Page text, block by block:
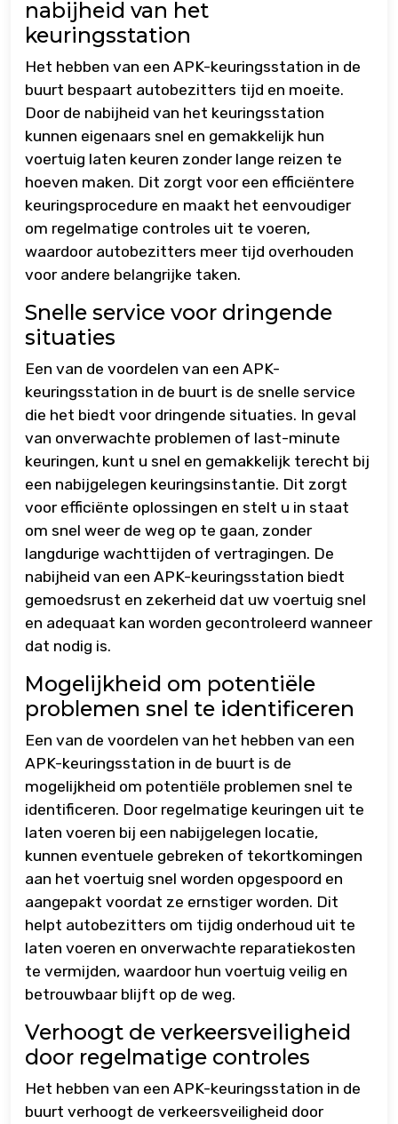
nabijheid van het
keuringsstation
Het hebben van een APK-keuringsstation in de
buurt bespaart autobezitters tijd en moeite.
Door de nabijheid van het keuringsstation
kunnen eigenaars snel en gemakkelijk hun
voertuig laten keuren zonder lange reizen te
hoeven maken. Dit zorgt voor een efficiëntere
keuringsprocedure en maakt het eenvoudiger
om regelmatige controles uit te voeren,
waardoor autobezitters meer tijd overhouden
voor andere belangrijke taken.
Snelle service voor dringende
situaties
Een van de voordelen van een APK-
keuringsstation in de buurt is de snelle service
die het biedt voor dringende situaties. In geval
van onverwachte problemen of last-minute
keuringen, kunt u snel en gemakkelijk terecht bij
een nabijgelegen keuringsinstantie. Dit zorgt
voor efficiënte oplossingen en stelt u in staat
om snel weer de weg op te gaan, zonder
langdurige wachttijden of vertragingen. De
nabijheid van een APK-keuringsstation biedt
gemoedsrust en zekerheid dat uw voertuig snel
en adequaat kan worden gecontroleerd wanneer
dat nodig is.
Mogelijkheid om potentiële
problemen snel te identificeren
Een van de voordelen van het hebben van een
APK-keuringsstation in de buurt is de
mogelijkheid om potentiële problemen snel te
identificeren. Door regelmatige keuringen uit te
laten voeren bij een nabijgelegen locatie,
kunnen eventuele gebreken of tekortkomingen
aan het voertuig snel worden opgespoord en
aangepakt voordat ze ernstiger worden. Dit
helpt autobezitters om tijdig onderhoud uit te
laten voeren en onverwachte reparatiekosten
te vermijden, waardoor hun voertuig veilig en
betrouwbaar blijft op de weg.
Verhoogt de verkeersveiligheid
door regelmatige controles
Het hebben van een APK-keuringsstation in de
buurt verhoogt de verkeersveiligheid door